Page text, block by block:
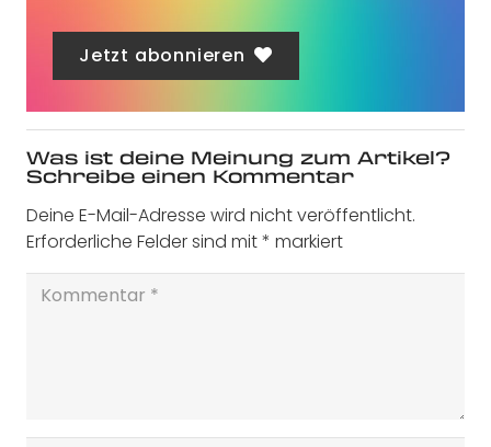
Jetzt abonnieren
Was ist deine Meinung zum Artikel?
Schreibe einen Kommentar
Deine E-Mail-Adresse wird nicht veröffentlicht.
Erforderliche Felder sind mit* markiert